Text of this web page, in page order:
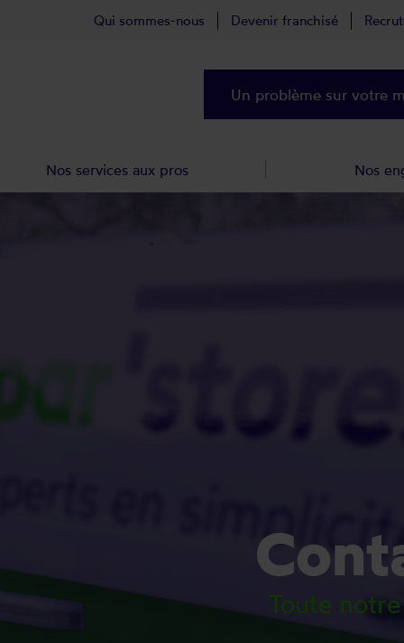
Toute
Qui sommes-nous Devenir franchisé
Un problème sur votre
Nos services aux pros Nos